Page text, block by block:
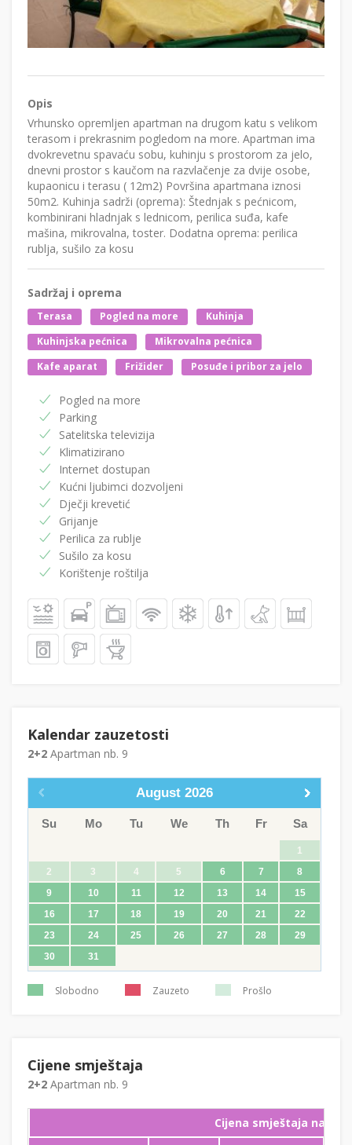
Opis
Vrhunsko opremljen apartman na drugom katu s velikom
terasom i prekrasnim pogledom na more. Apartman ima
dvokrevetnu spavaću sobu, kuhinju s prostorom za jelo,
dnevni prostor s kaučom na razvlačenje za dvije osobe,
kupaonicu i terasu ( 12m2) Površina apartmana iznosi
50m2. Kuhinja sadrži (oprema): Štednjak s pećnicom,
kombinirani hladnjak s lednicom, perilica suđa, kafe
mašina, mikrovalna, toster. Dodatna oprema: perilica
rublja, sušilo za kosu
Sadržaj i oprema
Terasa Pogled na more
Kuhinja
Kuhinjska pećnica
Mikrovalna pećnica
Kafe aparat
Frižider Posuđe i pribor za jelo
Pogled na more
Parking
Satelitska televizija
Klimatizirano
Internet dostupan
Kućni ljubimci dozvoljeni
Dječji krevetić
Grijanje
Perilica za rublje
Sušilo za kosu
Korištenje roštilja
Kalendar zauzetosti
2+2 Apartman nb. 9
August 2026
Su Mo Tu We Th Fr Sa
1
2
3 4 5 6 7
8
9
10 11 12 13 14
15
16
17 18 19 20 21
22
23
24 25 26 27 28
29
30
31
Slobodno Zauzeto Prošlo
Cijene smještaja
2+2 Apartman nb. 9
Cijena smještaja na noć